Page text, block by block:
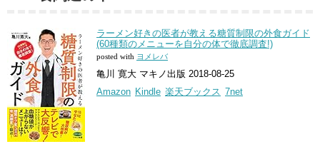
ラーメン好きの医者が教える糖質制限の外食ガイド
(60種類のメニューを自分の体で徹底調査!)
posted with ヨメレバ
亀川 寛大 マキノ出版 2018-08-25
Amazon Kindle 楽天ブックス 7net